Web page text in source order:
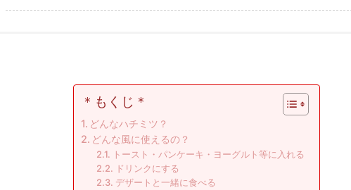
＊もくじ＊
どんなハチミツ？
どんな風に使えるの？
トースト・パンケーキ・ヨーグルト等に入れる
ドリンクにする
デザートと一緒に食べる